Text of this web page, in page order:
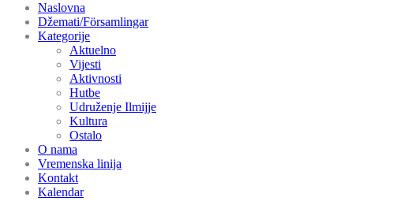
Naslovna
Džemati/Församlingar
Kategorije
Aktuelno
Vijesti
Aktivnosti
Hutbe
Udruženje Ilmijje
Kultura
Ostalo
O nama
Vremenska linija
Kontakt
Kalendar